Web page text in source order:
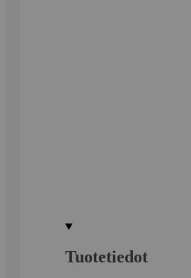
Tuotetiedot